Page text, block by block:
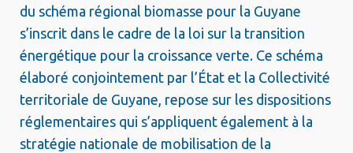
du schéma régional biomasse pour la Guyane
s’inscrit dans le cadre de la loi sur la transition
énergétique pour la croissance verte. Ce schéma
élaboré conjointement par l’État et la Collectivité
territoriale de Guyane, repose sur les dispositions
réglementaires qui s’appliquent également à la
stratégie nationale de mobilisation de la